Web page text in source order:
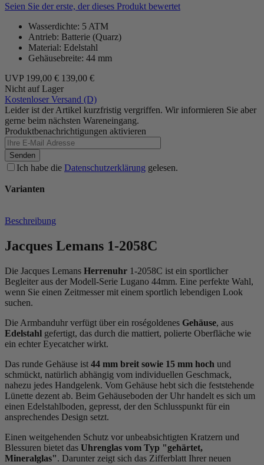
Seien Sie der erste, der dieses Produkt bewertet
Wasserdichte: 5 ATM
Antrieb: Batterie (Quarz)
Material: Edelstahl
Gehäusebreite: 44 mm
UVP 199,00 € 139,00 €
Nicht auf Lager
Kostenloser Versand (D)
Leider ist der Artikel kurzfristig vergriffen. Wir informieren Sie aber
gerne beim nächsten Wareneingang.
Produktbenachrichtigungen aktivieren
Senden
Ich habe die Datenschutzerklärung gelesen.
Varianten
Beschreibung
Jacques Lemans 1-2058C
Die Jacques Lemans Herrenuhr 1-2058C ist ein sportlicher
Begleiter aus der Modell-Serie Lugano 44mm. Eine perfekte Wahl,
wenn Sie einen Zeitmesser mit einem sportlich lebendigen Look
suchen.
Die Armbanduhr verfügt über ein roségoldenes Gehäuse, aus
Edelstahl gefertigt, das durch die mattiert, polierte Oberfläche wie
ein echter Eyecatcher wirkt.
Das runde Gehäuse ist 44 mm breit sowie 15 mm hoch und
schmückt, natürlich abhängig vom individuellen Geschmack,
nahezu jedes Handgelenk. Vom Gehäuse hebt sich die feststehende
Lünette dezent ab. Beim Gehäuseboden der Uhr handelt es sich um
einen Edelstahlboden, gepresst, der den Schlusspunkt für ein
ansprechendes Design setzt.
Einen weitgehenden Schutz vor unbeabsichtigten Kratzern und
Blessuren bietet das Uhrenglas vom Typ "gehärtet,
Mineralglas". Darunter zeigt sich das Zifferblatt Ihrer neuen